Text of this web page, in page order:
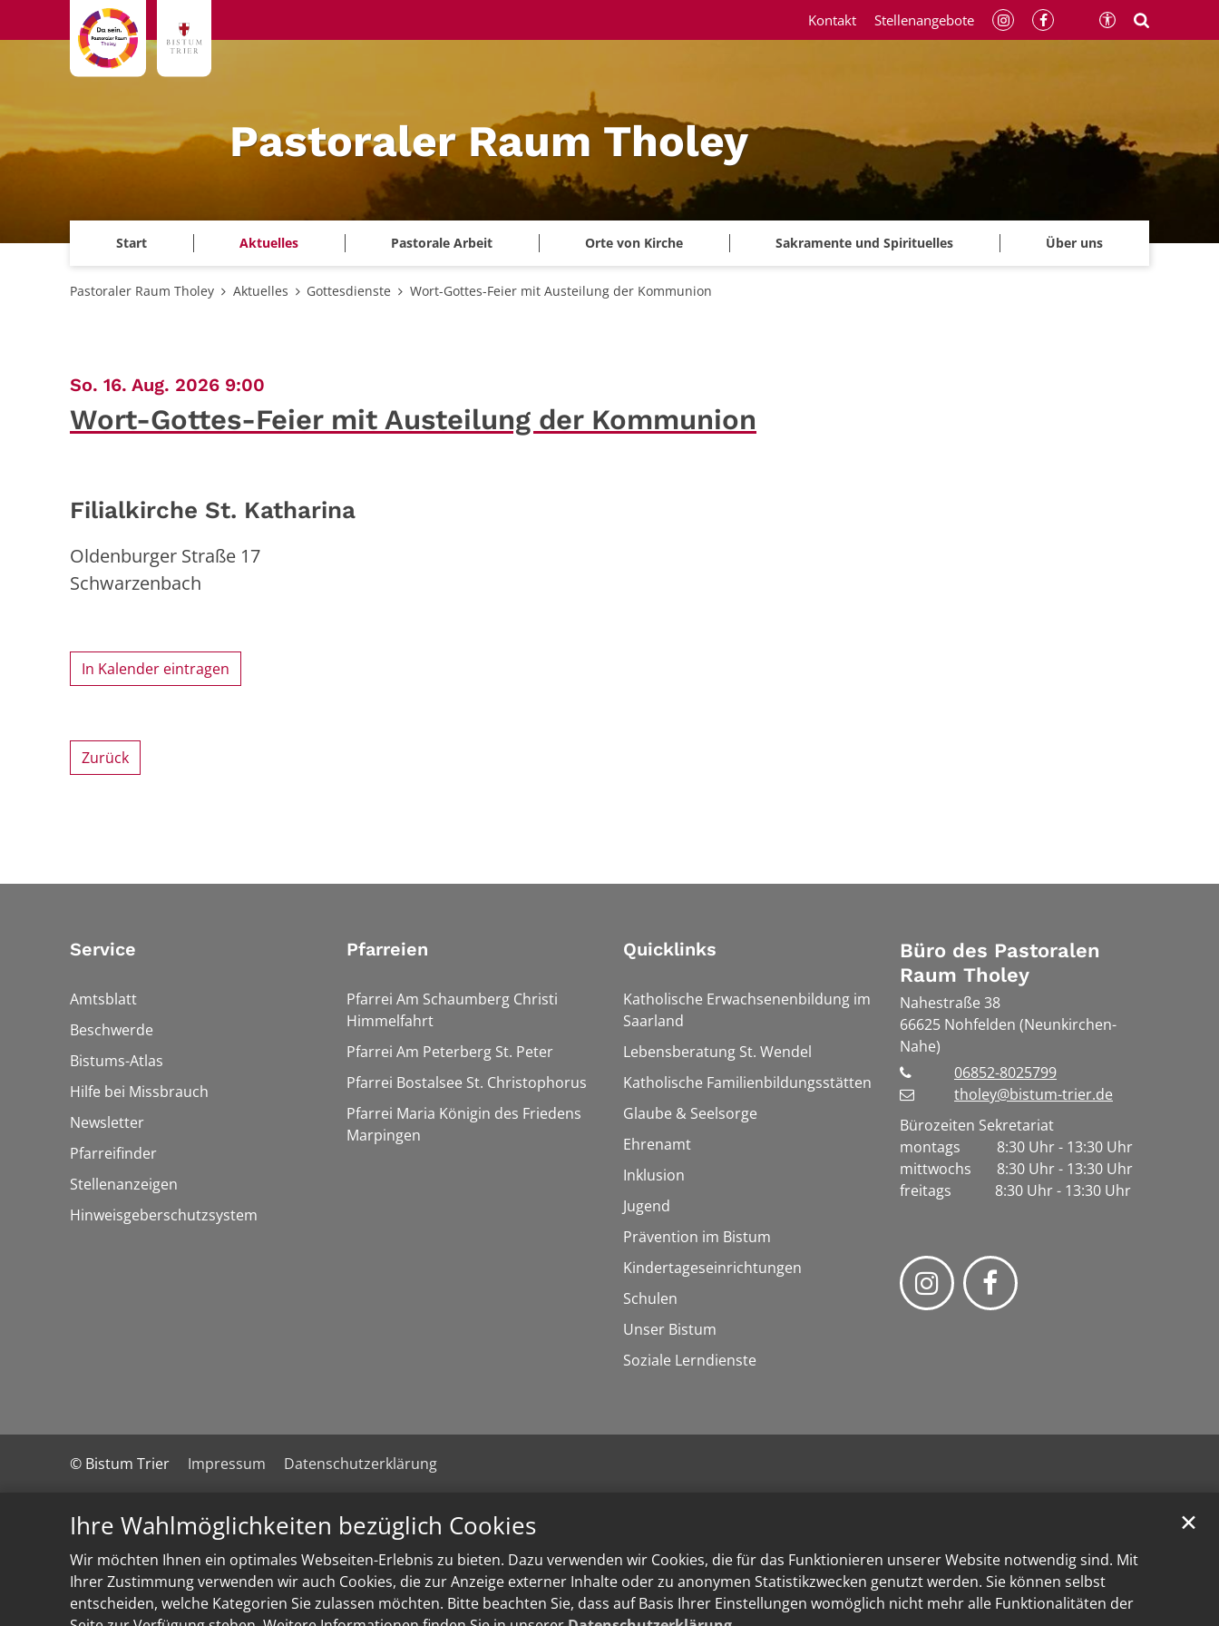
Ihre Wahlmöglichkeiten bezüglich Cookies
Wir möchten Ihnen ein optimales Webseiten-Erlebnis zu bieten. Dazu verwenden wir Cookies, die für das Funktionieren unserer Website notwendig sind. Mit
Ihrer Zustimmung verwenden wir auch Cookies, die zur Anzeige externer Inhalte oder zu anonymen Statistikzwecken genutzt werden. Sie können selbst
entscheiden, welche Kategorien Sie zulassen möchten. Bitte beachten Sie, dass auf Basis Ihrer Einstellungen womöglich nicht mehr alle Funktionalitäten der
✕
Zum Inhalt springen
Pastoraler Raum Tholey
Start Aktuelles Pastorale Arbeit Orte von Kirche Sakramente und Spirituelles Über uns
Kontakt Stellenangebote
Pastoraler Raum Tholey Aktuelles Gottesdienste Wort-Gottes-Feier mit Austeilung der Kommunion
So. 16. Aug. 2026 9:00
Wort-Gottes-Feier mit Austeilung der Kommunion
Filialkirche St. Katharina
Oldenburger Straße 17
Schwarzenbach
In Kalender eintragen
Zurück
Service
Amtsblatt
Beschwerde
Bistums-Atlas
Hilfe bei Missbrauch
Newsletter
Pfarreifinder
Stellenanzeigen
Hinweisgeberschutzsystem
Pfarreien
Pfarrei Am Schaumberg Christi
Himmelfahrt
Pfarrei Am Peterberg St. Peter
Pfarrei Bostalsee St. Christophorus
Pfarrei Maria Königin des Friedens
Marpingen
Quicklinks
Katholische Erwachsenenbildung im
Saarland
Lebensberatung St. Wendel
Katholische Familienbildungsstätten
Glaube & Seelsorge
Ehrenamt
Inklusion
Jugend
Prävention im Bistum
Kindertageseinrichtungen
Schulen
Unser Bistum
Soziale Lerndienste
Büro des Pastoralen
Raum Tholey
Nahestraße 38
66625 Nohfelden (Neunkirchen-
Nahe)
06852-8025799
tholey@bistum-trier.de
Bürozeiten Sekretariat
montags 8:30 Uhr - 13:30 Uhr
mittwochs 8:30 Uhr - 13:30 Uhr
freitags 8:30 Uhr - 13:30 Uhr
© Bistum Trier Impressum Datenschutzerklärung